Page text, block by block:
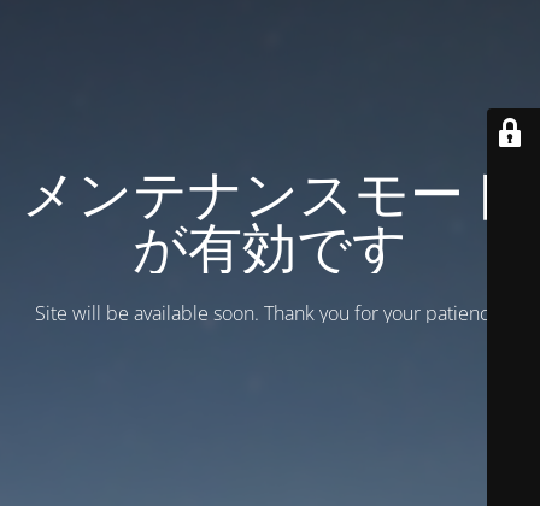
メンテナンスモード
が有効です
Site will be available soon. Thank you for your patience!